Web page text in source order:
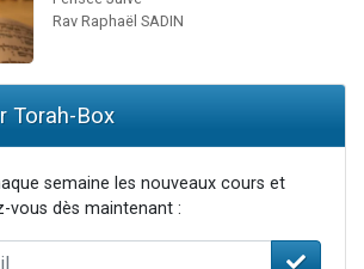
Rav Raphaël SADIN
Torah-Box
semaine les nouveaux cours et
vous dès maintenant :